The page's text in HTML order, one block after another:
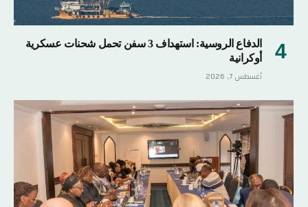
الدفاع الروسية: استهداف 3 سفن تحمل شحنات عسكرية
أوكرانية
أغسطس 7, 2026